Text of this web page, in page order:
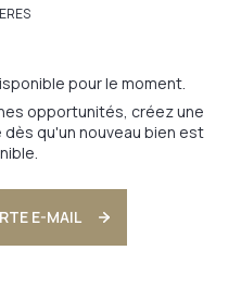
pour le moment.
opportunités, créez une
qu'un nouveau bien est
E-MAIL